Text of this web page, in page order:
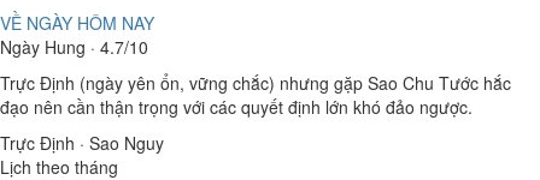
VỀ NGÀY HÔM NAY
Ngày Hung · 4.7/10
Trực Định (ngày yên ổn, vững chắc) nhưng gặp Sao Chu Tước hắc
đạo nên cần thận trọng với các quyết định lớn khó đảo ngược.
Trực Định · Sao Nguy
Lịch theo tháng